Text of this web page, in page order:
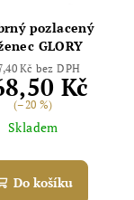
pozlacený
GLORY
Kč bez DPH
Kč
(–20 %)
Skladem
Do košíku